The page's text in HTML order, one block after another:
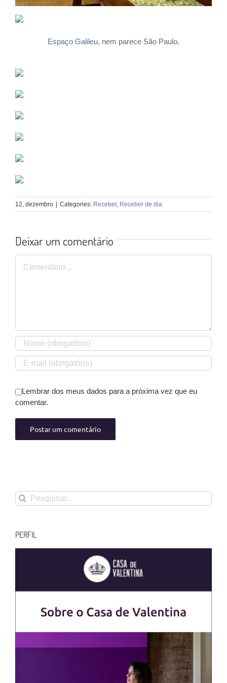
Espaço Galileu, nem parece São Paulo.
12, dezembro Categories: Receber, Receber de dia
Deixar um comentário
Comentário
Lembrar dos meus dados para a próxima vez que eu
comentar.
Buscar
resultados
PERFIL